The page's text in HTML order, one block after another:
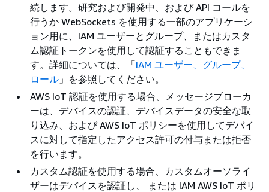
続します。研究および開発中、および API コールを
行うか WebSockets を使用する一部のアプリケーシ
ョン用に、IAM ユーザーとグループ、またはカスタ
ム認証トークンを使用して認証することもできま
す。詳細については、「IAM ユーザー、グループ、
ロール 」を参照してください。
AWS IoT 認証を使用する場合、メッセージブローカ
ーは、デバイスの認証、デバイスデータの安全な取
り込み、および AWS IoT ポリシーを使用してデバイ
スに対して指定したアクセス許可の付与または拒否
を行います。
カスタム認証を使用する場合、カスタムオーソライ
ザーはデバイスを認証し、 または IAM AWS IoT ポリ